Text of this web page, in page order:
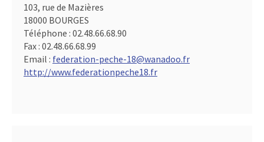
103, rue de Mazières
18000 BOURGES
Téléphone : 02.48.66.68.90
Fax : 02.48.66.68.99
Email : federation-peche-18@wanadoo.fr
http://www.federationpeche18.fr